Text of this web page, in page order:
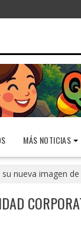
MÁS NOTICIAS
nueva imagen